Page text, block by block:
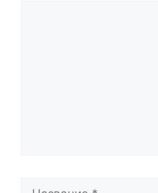
Название